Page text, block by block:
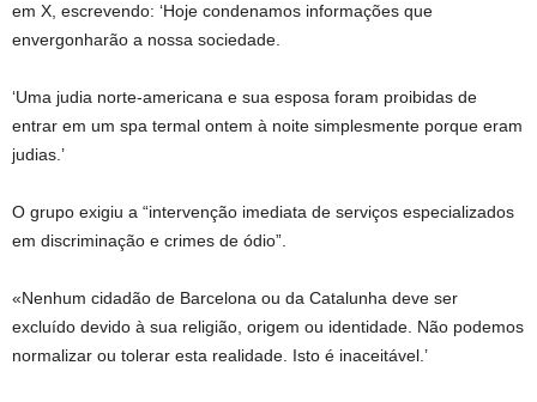
em X, escrevendo: ‘Hoje condenamos informações que
envergonharão a nossa sociedade.
‘Uma judia norte-americana e sua esposa foram proibidas de
entrar em um spa termal ontem à noite simplesmente porque eram
judias.’
O grupo exigiu a “intervenção imediata de serviços especializados
em discriminação e crimes de ódio”.
«Nenhum cidadão de Barcelona ou da Catalunha deve ser
excluído devido à sua religião, origem ou identidade. Não podemos
normalizar ou tolerar esta realidade. Isto é inaceitável.’